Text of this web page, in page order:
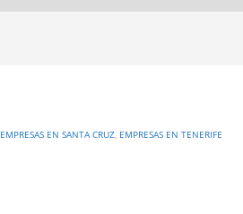
EMPRESAS EN SANTA CRUZ, EMPRESAS EN TENERIFE